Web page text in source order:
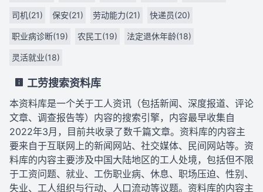
司机(21) 保安(21) 劳动能力(21) 快递员(20)
职业病诊断(19) 农民工(19) 法定退休年龄(18)
灵活就业(18)
工劳搜索资料库
本资料库是一个关于工人资讯（包括新闻、深度报道、评论
文章、调查报告等）内容的搜索引擎，内容最早收集自
2022年3月，目前共收录了数千篇文章。资料库的内容主
要来自于互联网上的新闻网站、社交媒体、民间网站等。资
料库的内容主要涉及中国大陆地区的工人处境，包括但不限
于工资问题、就业、工伤职业病、休息、职场压迫、性别、
失业、工人组织与行动、人口流动等议题。资料库的内容主